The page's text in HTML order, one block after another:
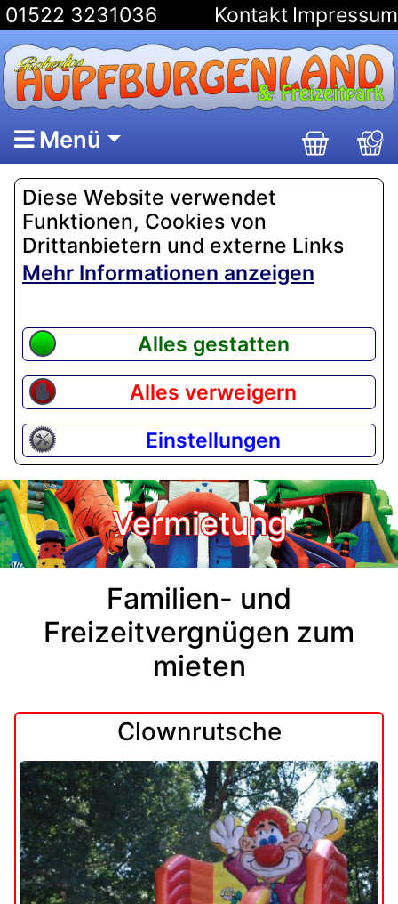
01522 3231036 Kontakt Impressum
Menü
Diese Website verwendet
Funktionen, Cookies von
Drittanbietern und externe Links
Mehr Informationen anzeigen
Alles gestatten
Alles verweigern
Einstellungen
Vermietung
Familien- und
Freizeitvergnügen zum
mieten
Clownrutsche